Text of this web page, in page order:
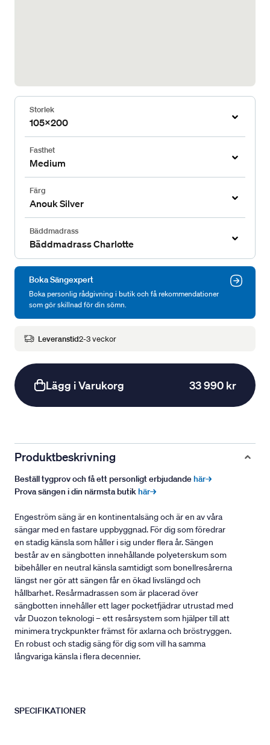
Storlek
105x200
Fasthet
Medium
Färg
Anouk Silver
Bäddmadrass
Bäddmadrass Charlotte
Boka Sängexpert
Boka personlig rådgivning i butik och få rekommendationer
som gör skillnad för din sömn.
Leveranstid2-3 veckor
Lägg i Varukorg 33 990 kr
Produktbeskrivning
Beställ tygprov och få ett personligt erbjudandehär→
Prova sängen i din närmsta butikhär→
Engeström säng är en kontinentalsäng och är en av våra
sängar med en fastare uppbyggnad. För dig som föredrar
en stadig känsla som håller i sig under flera år. Sängen
består av en sängbotten innehållande polyeterskum som
bibehåller en neutral känsla samtidigt som bonellresårerna
längst ner gör att sängen får en ökad livslängd och
hållbarhet. Resårmadrassen som är placerad över
sängbotten innehåller ett lager pocketfjädrar utrustad med
vår Duozon teknologi – ett resårsystem som hjälper till att
minimera tryckpunkter främst för axlarna och bröstryggen.
En robust och stadig säng för dig som vill ha samma
långvariga känsla i flera decennier.
SPECIFIKATIONER